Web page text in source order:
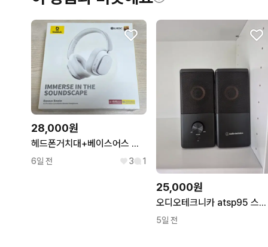
28,000원
헤드폰거치대+베이스어스 보위 H1 프로 노이즈 캔슬링 무선 헤드폰 화이트
6일 전 3 1
25,000원
오디오테크니카 atsp95 스피커 판매합니다
5일 전